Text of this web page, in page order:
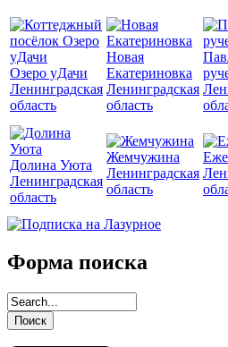
Озеро уДачи
Ленинградская
область
Новая
Екатериновка
Ленинградская
область
Долина Уюта
Ленинградская
область
Жемчужина
Ленинградская
область
Форма поиска